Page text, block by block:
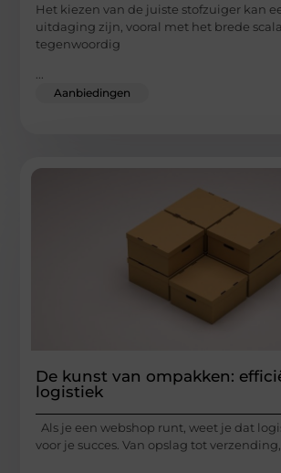
Het kiezen van de juiste stofzuiger kan
uitdaging zijn, vooral met het brede
tegenwoordig
Aanbiedingen
De kunst van ompakken:
logistiek
Als je een webshop runt, weet je dat
voor je succes. Van opslag tot